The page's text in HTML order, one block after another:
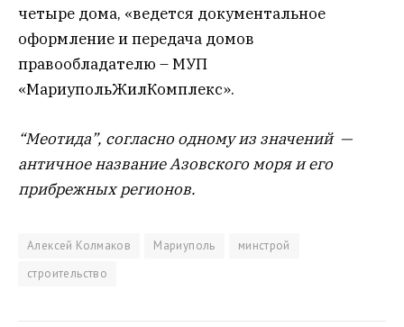
четыре дома, «ведется документальное
оформление и передача домов
правообладателю – МУП
«МариупольЖилКомплекс».
“Меотида”, согласно одному из значений —
античное название Азовского моря и его
прибрежных регионов.
Алексей Колмаков Мариуполь
минстрой
строительство